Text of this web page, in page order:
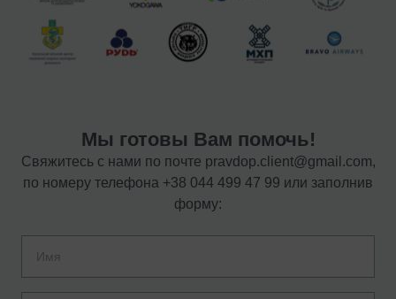
Мы готовы Вам помочь!
Свяжитесь с нами по почте pravdop.client@gmail.com,
по номеру телефона +38 044 499 47 99 или заполнив
форму: